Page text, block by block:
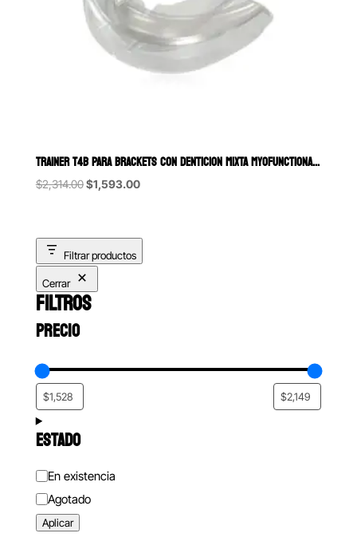
TRAINER T4B PARA BRACKETS CON DENTICION MIXTA MYOFUNCTIONAL
$2,314.00Original
$2,314.00.
$1,593.00Current
$1,593.00.
Filtrar productos
Cerrar
FILTROS
PRECIO
ESTADO
Estado
En existencia
Agotado
Aplicar